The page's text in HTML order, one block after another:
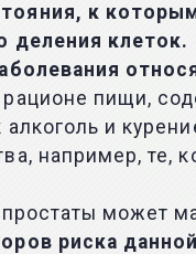
к
деления клеток.
пищи,
и
например, те,
может
риска